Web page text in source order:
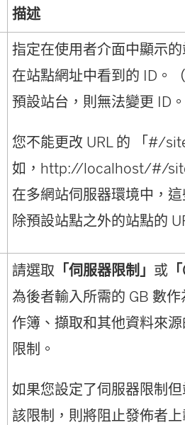
描述
指定在使用者介面中顯示
在站點網址中看到的 ID。
預設站台，則無法變更 ID。
您不能更改 URL 的 「#/
如，http://localhost/#/
在多網站伺服器環境中，
除預設站點之外的站點的
請選取 「伺服器限制」 或
為後者輸入所需的 GB 數
作簿、擷取和其他資料來
限制。
如果您設定了伺服器限制
該限制，則將阻止發佈者上